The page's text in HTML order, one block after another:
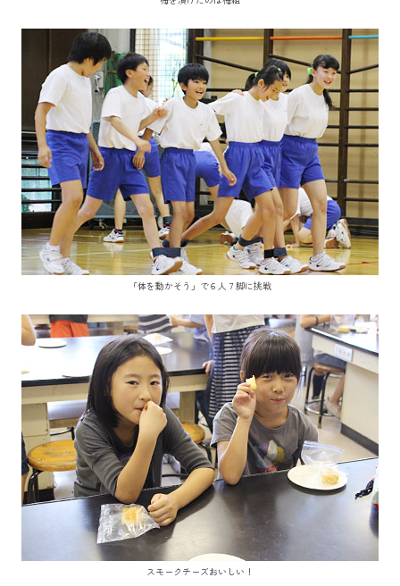
「体を動かそう」で６人７脚に挑戦
スモークチーズおいしい！